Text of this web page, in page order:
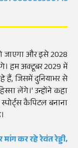
जाएगा और इसे 2028
हम अक्टूबर 2029 में
हैं, जिसमें दुनियाभर से
लेंगे।' उन्होंने कहा
कैपिटल बनाना
कर रहे रेवंत रेड्डी,